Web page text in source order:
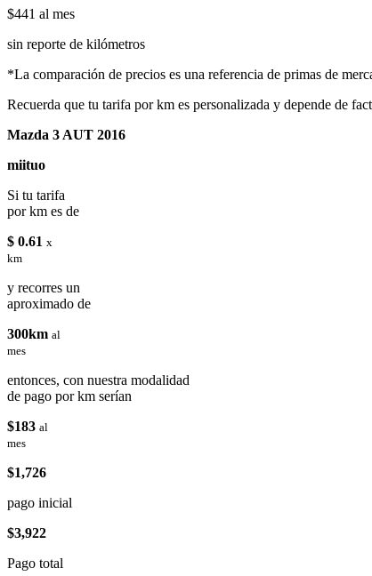
$441 al mes
sin reporte de kilómetros
*La comparación de precios es una referencia de primas de
Recuerda que tu tarifa por km es personalizada y depende de
Mazda 3 AUT 2016
miituo
Si tu tarifa
por km es de
$ 0.61 x
km
y recorres un
aproximado de
300km al
mes
entonces, con nuestra modalidad
de pago por km serían
$183 al
mes
$1,726
pago inicial
$3,922
Pago total